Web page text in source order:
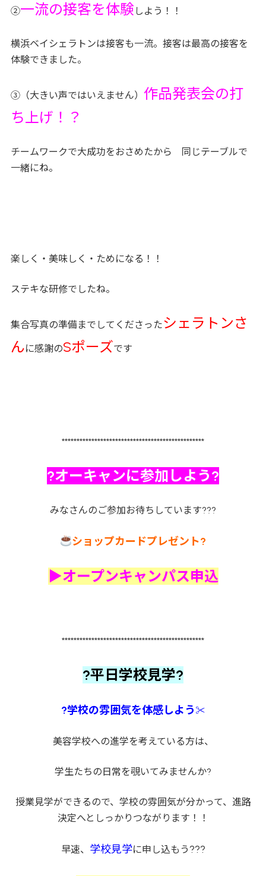
②一流の接客を体験 しよう！！
横浜ベイシェラトンは接客も一流。接客は最高の接客を
体験できました。
③（大きい声ではいえません） 作品発表会の打
ち上げ！？
チームワークで大成功をおさめたから 同じテーブルで
一緒にね。
楽しく・美味しく・ためになる！！
ステキな研修でしたね。
集合写真の準備までしてくださったシェラトンさ
んに感謝のSポーズです
************************************************
?オーキャンに参加しよう?
みなさんのご参加お待ちしています???
ショップカードプレゼント?
▶オープンキャンパス申込
************************************************
?平日学校見学?
?学校の雰囲気を体感しよう ✂
美容学校への進学を考えている方は、
学生たちの日常を覗いてみませんか?
授業見学ができるので、学校の雰囲気が分かって、進路
決定へとしっかりつながります！！
早速、 学校見学に申し込もう ???